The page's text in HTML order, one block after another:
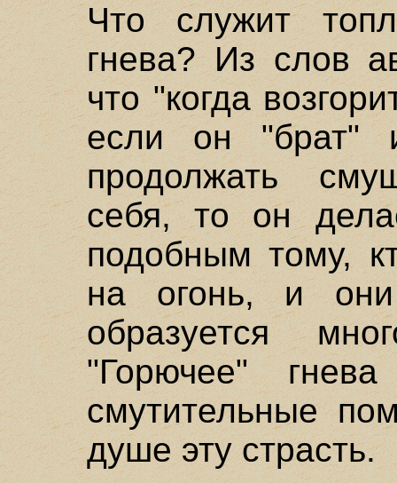
Что служит
гнева? Из слов
что "когда
если он "брат"
продолжать
себя, то он
подобным тому,
на огонь, и они
образуется
"Горючее"
смутительные
душе эту страсть.